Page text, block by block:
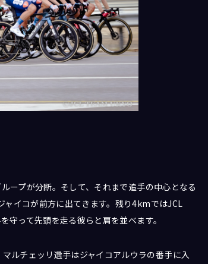
ープが分断。そして、それまで追手の中心となる
ャイコが前方に出てきます。残り4kmではJCL
守って先頭を走る彼らと肩を並べます。
ルチェッリ選手はジャイコアルウラの番手に入